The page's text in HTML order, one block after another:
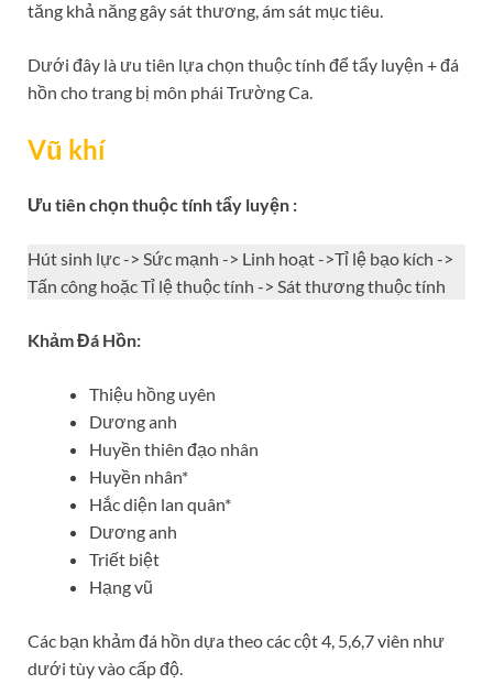
tăng khả năng gây sát thương, ám sát mục tiêu.
Dưới đây là ưu tiên lựa chọn thuộc tính để tẩy luyện + đá
hồn cho trang bị môn phái Trường Ca.
Vũ khí
Ưu tiên chọn thuộc tính tẩy luyện :
Hút sinh lực -> Sức mạnh -> Linh hoạt ->Tỉ lệ bạo kích ->
Tấn công hoặc Tỉ lệ thuộc tính -> Sát thương thuộc tính
Khảm Đá Hồn:
Thiệu hồng uyên
Dương anh
Huyền thiên đạo nhân
Huyền nhân*
Hắc diện lan quân*
Dương anh
Triết biệt
Hạng vũ
Các bạn khảm đá hồn dựa theo các cột 4, 5,6,7 viên như
dưới tùy vào cấp độ.